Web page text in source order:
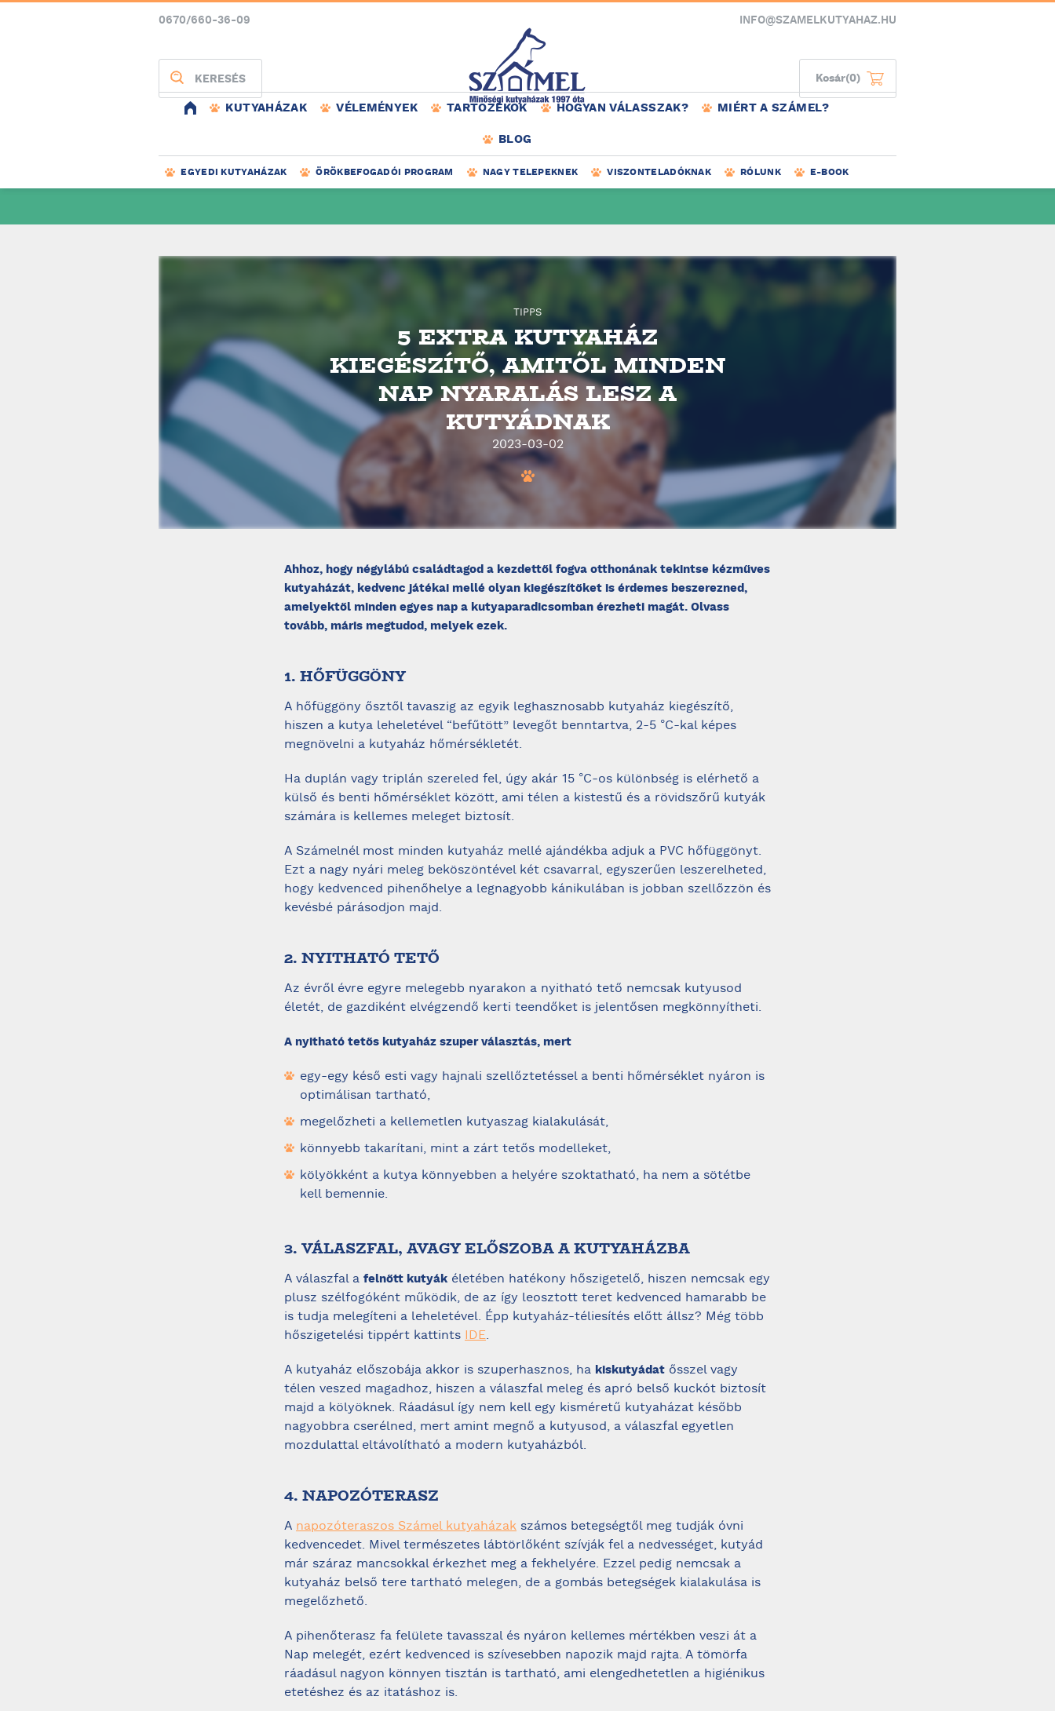
0670/660-36-09 INFO@SZAMELKUTYAHAZ.HU
KERESÉS Kosár(0)
KUTYAHÁZAK VÉLEMÉNYEK TARTOZÉKOK HOGYAN VÁLASSZAK? MIÉRT A SZÁMEL?
BLOG
EGYEDI KUTYAHÁZAK ÖRÖKBEFOGADÓI PROGRAM NAGY TELEPEKNEK VISZONTELADÓKNAK RÓLUNK E-BOOK
TIPPS
5 EXTRA KUTYAHÁZ
KIEGÉSZÍTŐ, AMITŐL MINDEN
NAP NYARALÁS LESZ A
KUTYÁDNAK
2023-03-02
Ahhoz, hogy négylábú családtagod a kezdettől fogva otthonának tekintse kézműves
kutyaházát, kedvenc játékai mellé olyan kiegészítőket is érdemes beszerezned,
amelyektől minden egyes nap a kutyaparadicsomban érezheti magát. Olvass
tovább, máris megtudod, melyek ezek.
1. HŐFÜGGÖNY
A hőfüggöny ősztől tavaszig az egyik leghasznosabb kutyaház kiegészítő,
hiszen a kutya leheletével “befűtött” levegőt benntartva, 2-5 °C-kal képes
megnövelni a kutyaház hőmérsékletét.
Ha duplán vagy triplán szereled fel, úgy akár 15 °C-os különbség is elérhető a
külső és benti hőmérséklet között, ami télen a kistestű és a rövidszőrű kutyák
számára is kellemes meleget biztosít.
A Számelnél most minden kutyaház mellé ajándékba adjuk a PVC hőfüggönyt.
Ezt a nagy nyári meleg beköszöntével két csavarral, egyszerűen leszerelheted,
hogy kedvenced pihenőhelye a legnagyobb kánikulában is jobban szellőzzön és
kevésbé párásodjon majd.
2. NYITHATÓ TETŐ
Az évről évre egyre melegebb nyarakon a nyitható tető nemcsak kutyusod
életét, de gazdiként elvégzendő kerti teendőket is jelentősen megkönnyítheti.
A nyitható tetős kutyaház szuper választás, mert
egy-egy késő esti vagy hajnali szellőztetéssel a benti hőmérséklet nyáron is
optimálisan tartható,
megelőzheti a kellemetlen kutyaszag kialakulását,
könnyebb takarítani, mint a zárt tetős modelleket,
kölyökként a kutya könnyebben a helyére szoktatható, ha nem a sötétbe
kell bemennie.
3. VÁLASZFAL, AVAGY ELŐSZOBA A KUTYAHÁZBA
A válaszfal a felnőtt kutyák életében hatékony hőszigetelő, hiszen nemcsak egy
plusz szélfogóként működik, de az így leosztott teret kedvenced hamarabb be
is tudja melegíteni a leheletével. Épp kutyaház-téliesítés előtt állsz? Még több
hőszigetelési tippért kattints IDE.
A kutyaház előszobája akkor is szuperhasznos, ha kiskutyádat ősszel vagy
télen veszed magadhoz, hiszen a válaszfal meleg és apró belső kuckót biztosít
majd a kölyöknek. Ráadásul így nem kell egy kisméretű kutyaházat később
nagyobbra cserélned, mert amint megnő a kutyusod, a válaszfal egyetlen
mozdulattal eltávolítható a modern kutyaházból.
4. NAPOZÓTERASZ
A napozóteraszos Számel kutyaházak számos betegségtől meg tudják óvni
kedvencedet. Mivel természetes lábtörlőként szívják fel a nedvességet, kutyád
már száraz mancsokkal érkezhet meg a fekhelyére. Ezzel pedig nemcsak a
kutyaház belső tere tartható melegen, de a gombás betegségek kialakulása is
megelőzhető.
A pihenőterasz fa felülete tavasszal és nyáron kellemes mértékben veszi át a
Nap melegét, ezért kedvenced is szívesebben napozik majd rajta. A tömörfa
ráadásul nagyon könnyen tisztán is tartható, ami elengedhetetlen a higiénikus
etetéshez és az itatáshoz is.